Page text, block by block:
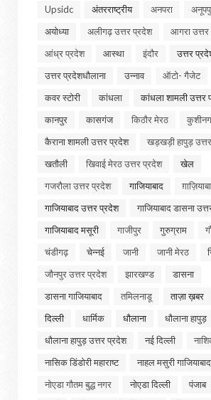
Upsidc अंतरराष्ट्रीय अनपरा
अयोध्या
अलीगढ़ उत्तर प्रदेश
आगरा
आंध्र प्रदेश
आस्था इंदौर
उत्तर
उत्तर प्रदेशधौलाना
उन्नाव ऑटो- गैजेट
कवर स्टोरी
कांधला
कांधला शामली उत्तर
कानपुर
कासगंज किठौर मेरठ
कैराना शामली उत्तर प्रदेश
खड़खड़ी हापुड़
खतौली
खिवाई मेरठ उत्तर प्रदेश
खेल
गजरौला उत्तर प्रदेश
गाजियाबाद
गाजियाबाद उत्तर प्रदेश
गाजियाबाद डासना
गाजियाबाद मसूरी
गाजीपुर गुरुग्राम
चंडीगढ़
चेन्नई जानी जानी मेरठ
जौनपुर उत्तर प्रदेश
झारखण्ड
डासना
डासना गाजियाबाद
तमिलनाडू ताज़ा ख़बर
दिल्ली
धार्मिक धौलाना
धौलाना हापुड़
धौलाना हापुड़ उत्तर प्रदेश
नई दिल्ली
नासिक डिंडोरी महाराष्ट
नाहल मसुरी
नोएडा गौतम बुद्ध नगर
नोएडा दिल्ली पंजाब